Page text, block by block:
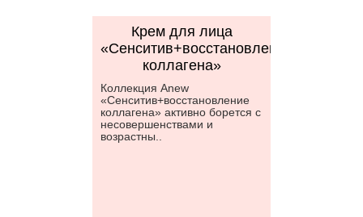
Крем для лица
«Сенситив+восстановление
коллагена»
Коллекция Anew
«Сенситив+восстановление
коллагена» активно борется с
несовершенствами и
возрастны..